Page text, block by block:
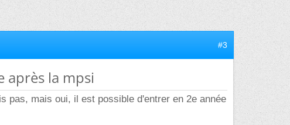
#3
après la mpsi
pas, mais oui, il est possible d'entrer en 2e année